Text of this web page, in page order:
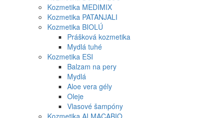
Kozmetika MEDIMIX
Kozmetika PATANJALI
Kozmetika BIOLÚ
Prášková kozmetika
Mydlá tuhé
Kozmetika ESI
Balzam na pery
Mydlá
Aloe vera gély
Oleje
Vlasové šampóny
Kozmetika ALMACABIO